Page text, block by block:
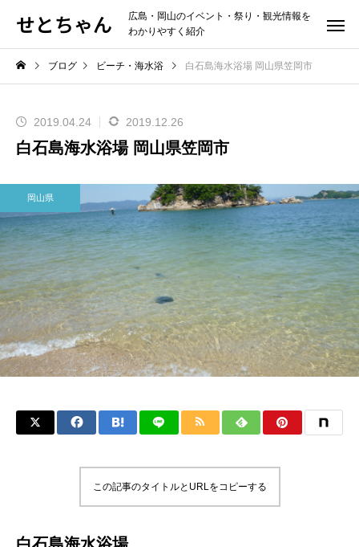
せとちゃん
広島・岡山のイベント・祭り・観光情報を
わかりやすく紹介
ブログ ビーチ・海水浴 白石島海水浴場 岡山県笠岡市
2019.04.24 2019.12.26
白石島海水浴場 岡山県笠岡市
岡山県
この記事のタイトルとURLをコピーする